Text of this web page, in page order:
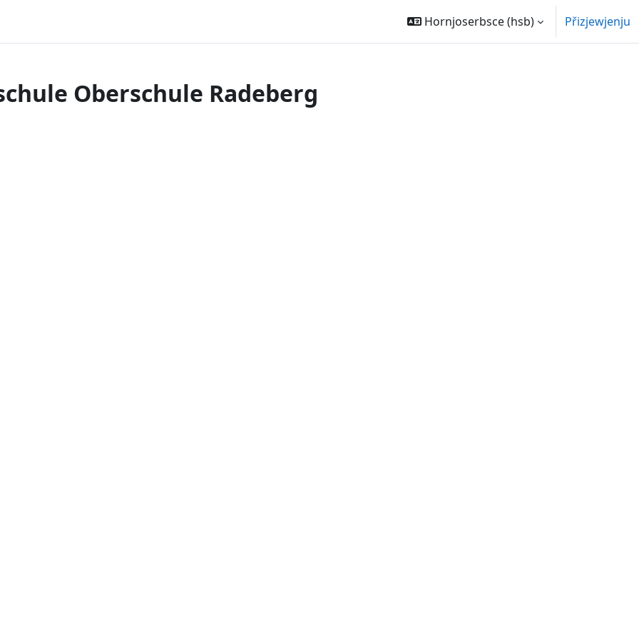
Hornjoserbsce ‎(hsb)‎ Přizjewjenju
Oberschule Radeberg